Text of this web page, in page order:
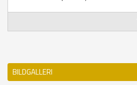
BILDGALLERI